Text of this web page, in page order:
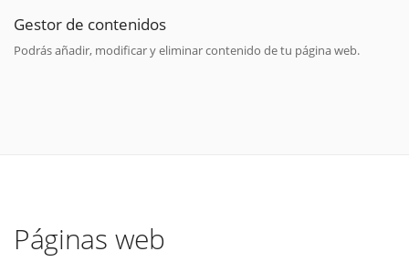
Gestor de contenidos
Podrás añadir, modificar y eliminar contenido de tu página web.
Páginas web